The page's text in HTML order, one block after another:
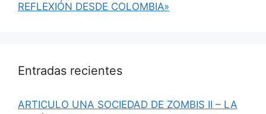
REFLEXIÓN DESDE COLOMBIA»
Entradas recientes
ARTICULO UNA SOCIEDAD DE ZOMBIS II – LA